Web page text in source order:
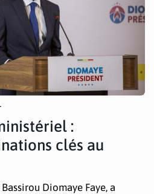
:
clés au
Diomaye Faye, a